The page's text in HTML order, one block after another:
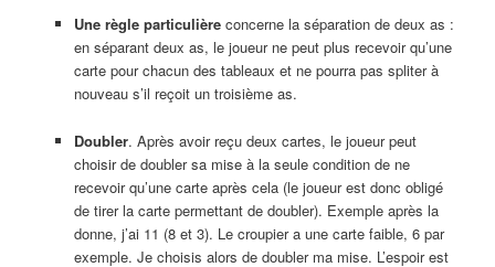
Une règle particulièreconcerne la séparation de deux as :
en séparant deux as, le joueur ne peut plus recevoir qu’une
carte pour chacun des tableaux et ne pourra pas spliter à
nouveau s’il reçoit un troisième as.
Doubler. Après avoir reçu deux cartes, le joueur peut
choisir de doubler sa mise à la seule condition de ne
recevoir qu’une carte après cela (le joueur est donc obligé
de tirer la carte permettant de doubler). Exemple après la
donne, j’ai 11 (8 et 3). Le croupier a une carte faible, 6 par
exemple. Je choisis alors de doubler ma mise. L’espoir est